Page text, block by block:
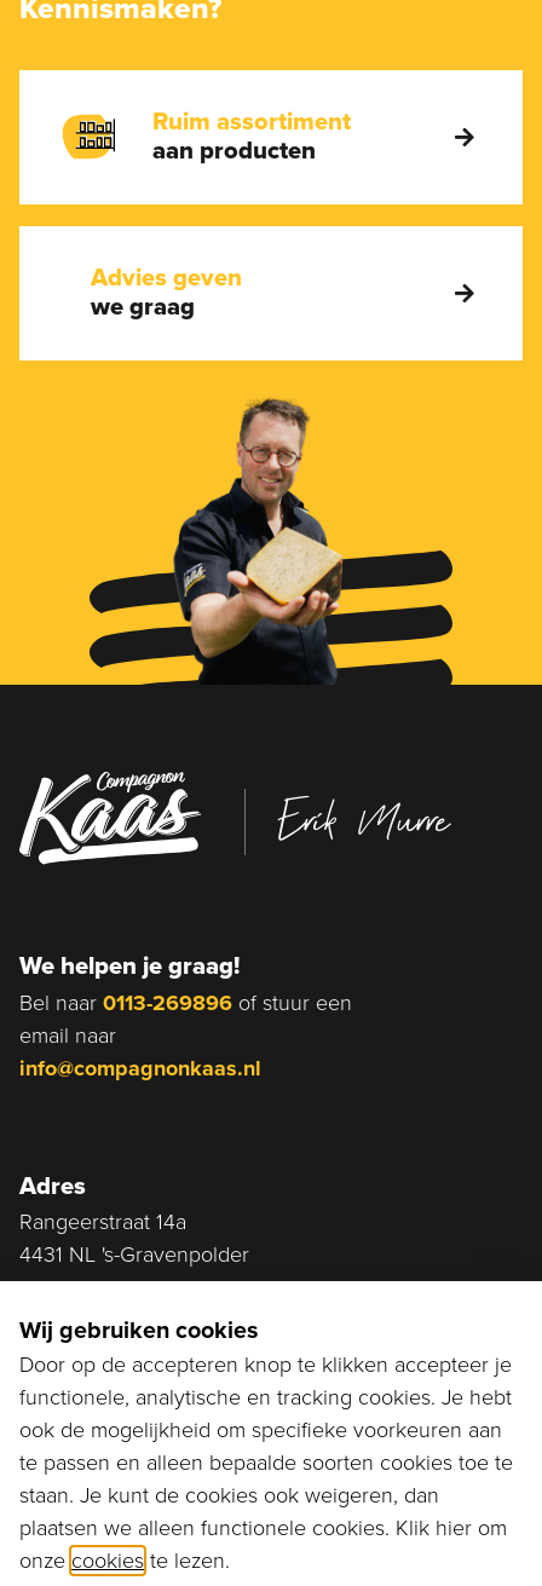
Kennismaken?
Ruim assortiment
aan producten
Advies geven
we graag
Erik Murre
We helpen je graag!
Bel naar 0113-269896 of stuur een
email naar
info@compagnonkaas.nl
Adres
Rangeerstraat 14a
4431 NL 's-Gravenpolder
Ga naar...
Bestellen
Diensten
Assortiment
Wij gebruiken cookies
Door op de accepteren knop te klikken accepteer je
functionele, analytische en tracking cookies. Je hebt
ook de mogelijkheid om specifieke voorkeuren aan
te passen en alleen bepaalde soorten cookies toe te
staan. Je kunt de cookies ook weigeren, dan
plaatsen we alleen functionele cookies. Klik hier om
onze cookies te lezen.